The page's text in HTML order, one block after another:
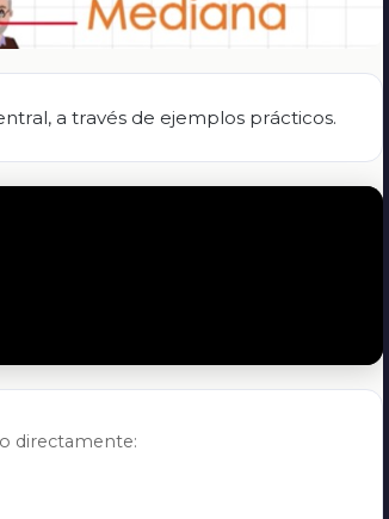
a través de ejemplos prácticos.
directamente: